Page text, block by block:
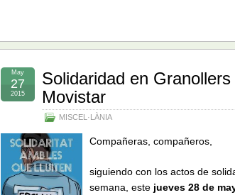
Solidaridad en
Movistar
MISCEL·LÀNIA
May
27
2015
Compañeras, compañeros,
siguiendo con los actos de
semana, este jueves 28 de